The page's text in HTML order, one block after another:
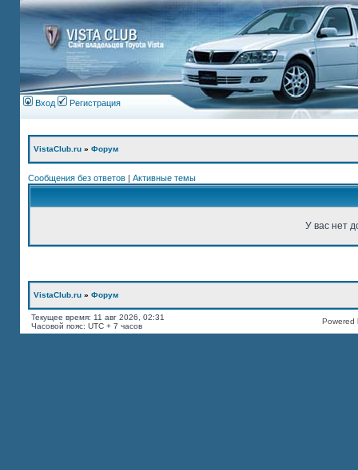
Вход Регистрация
VistaClub.ru » Форум
Сообщения без ответов | Активные темы
У вас нет
VistaClub.ru » Форум
Текущее время: 11 авг 2026, 02:31
Часовой пояс: UTC + 7 часов
Powered